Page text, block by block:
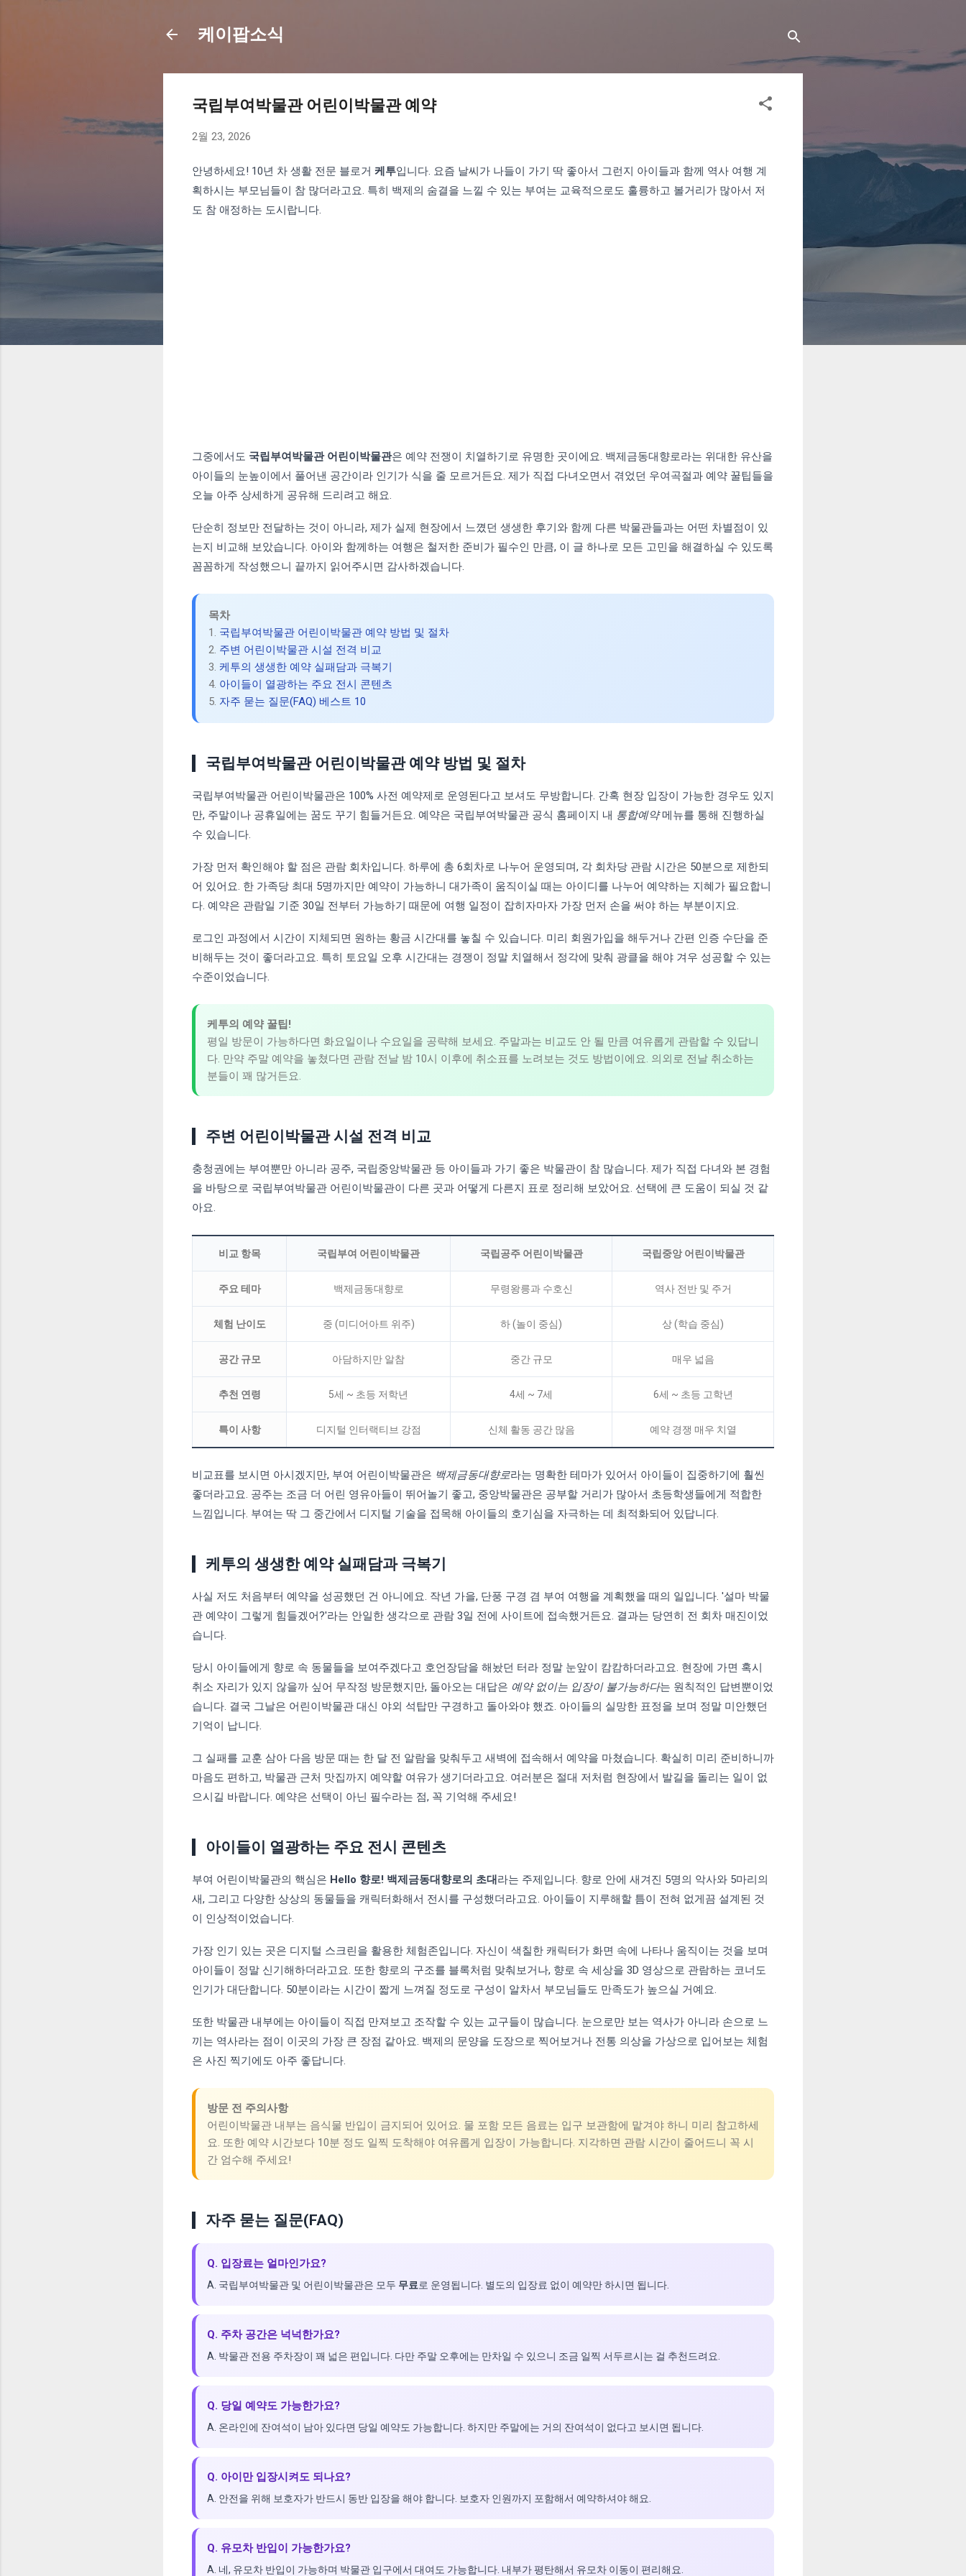
케이팝소식
국립부여박물관 어린이박물관 예약
2월 23, 2026
안녕하세요! 10년 차 생활 전문 블로거 케투입니다. 요즘 날씨가 나들이 가기 딱 좋아서 그런지 아이들과 함께 역사 여행 계
획하시는 부모님들이 참 많더라고요. 특히 백제의 숨결을 느낄 수 있는 부여는 교육적으로도 훌륭하고 볼거리가 많아서 저
도 참 애정하는 도시랍니다.
그중에서도 국립부여박물관 어린이박물관은 예약 전쟁이 치열하기로 유명한 곳이에요. 백제금동대향로라는 위대한 유산을
아이들의 눈높이에서 풀어낸 공간이라 인기가 식을 줄 모르거든요. 제가 직접 다녀오면서 겪었던 우여곡절과 예약 꿀팁들을
오늘 아주 상세하게 공유해 드리려고 해요.
단순히 정보만 전달하는 것이 아니라, 제가 실제 현장에서 느꼈던 생생한 후기와 함께 다른 박물관들과는 어떤 차별점이 있
는지 비교해 보았습니다. 아이와 함께하는 여행은 철저한 준비가 필수인 만큼, 이 글 하나로 모든 고민을 해결하실 수 있도록
꼼꼼하게 작성했으니 끝까지 읽어주시면 감사하겠습니다.
목차
1. 국립부여박물관 어린이박물관 예약 방법 및 절차
2. 주변 어린이박물관 시설 전격 비교
3. 케투의 생생한 예약 실패담과 극복기
4. 아이들이 열광하는 주요 전시 콘텐츠
5. 자주 묻는 질문(FAQ) 베스트 10
국립부여박물관 어린이박물관 예약 방법 및 절차
국립부여박물관 어린이박물관은 100% 사전 예약제로 운영된다고 보셔도 무방합니다. 간혹 현장 입장이 가능한 경우도 있지
만, 주말이나 공휴일에는 꿈도 꾸기 힘들거든요. 예약은 국립부여박물관 공식 홈페이지 내 통합예약메뉴를 통해 진행하실
수 있습니다.
가장 먼저 확인해야 할 점은 관람 회차입니다. 하루에 총 6회차로 나누어 운영되며, 각 회차당 관람 시간은 50분으로 제한되
어 있어요. 한 가족당 최대 5명까지만 예약이 가능하니 대가족이 움직이실 때는 아이디를 나누어 예약하는 지혜가 필요합니
다. 예약은 관람일 기준 30일 전부터 가능하기 때문에 여행 일정이 잡히자마자 가장 먼저 손을 써야 하는 부분이지요.
로그인 과정에서 시간이 지체되면 원하는 황금 시간대를 놓칠 수 있습니다. 미리 회원가입을 해두거나 간편 인증 수단을 준
비해두는 것이 좋더라고요. 특히 토요일 오후 시간대는 경쟁이 정말 치열해서 정각에 맞춰 광클을 해야 겨우 성공할 수 있는
수준이었습니다.
케투의 예약 꿀팁!
평일 방문이 가능하다면 화요일이나 수요일을 공략해 보세요. 주말과는 비교도 안 될 만큼 여유롭게 관람할 수 있답니
다. 만약 주말 예약을 놓쳤다면 관람 전날 밤 10시 이후에 취소표를 노려보는 것도 방법이에요. 의외로 전날 취소하는
분들이 꽤 많거든요.
주변 어린이박물관 시설 전격 비교
충청권에는 부여뿐만 아니라 공주, 국립중앙박물관 등 아이들과 가기 좋은 박물관이 참 많습니다. 제가 직접 다녀와 본 경험
을 바탕으로 국립부여박물관 어린이박물관이 다른 곳과 어떻게 다른지 표로 정리해 보았어요. 선택에 큰 도움이 되실 것 같
아요.
비교 항목 국립부여 어린이박물관 국립공주 어린이박물관 국립중앙 어린이박물관
주요 테마 백제금동대향로 무령왕릉과 수호신 역사 전반 및 주거
체험 난이도 중 (미디어아트 위주) 하 (놀이 중심) 상 (학습 중심)
공간 규모 아담하지만 알참 중간 규모 매우 넓음
추천 연령 5세 ~ 초등 저학년 4세 ~ 7세 6세 ~ 초등 고학년
특이 사항 디지털 인터랙티브 강점 신체 활동 공간 많음 예약 경쟁 매우 치열
비교표를 보시면 아시겠지만, 부여 어린이박물관은 백제금동대향로라는 명확한 테마가 있어서 아이들이 집중하기에 훨씬
좋더라고요. 공주는 조금 더 어린 영유아들이 뛰어놀기 좋고, 중앙박물관은 공부할 거리가 많아서 초등학생들에게 적합한
느낌입니다. 부여는 딱 그 중간에서 디지털 기술을 접목해 아이들의 호기심을 자극하는 데 최적화되어 있답니다.
케투의 생생한 예약 실패담과 극복기
사실 저도 처음부터 예약을 성공했던 건 아니에요. 작년 가을, 단풍 구경 겸 부여 여행을 계획했을 때의 일입니다. '설마 박물
관 예약이 그렇게 힘들겠어?'라는 안일한 생각으로 관람 3일 전에 사이트에 접속했거든요. 결과는 당연히 전 회차 매진이었
습니다.
당시 아이들에게 향로 속 동물들을 보여주겠다고 호언장담을 해놨던 터라 정말 눈앞이 캄캄하더라고요. 현장에 가면 혹시
취소 자리가 있지 않을까 싶어 무작정 방문했지만, 돌아오는 대답은 예약 없이는 입장이 불가능하다는 원칙적인 답변뿐이었
습니다. 결국 그날은 어린이박물관 대신 야외 석탑만 구경하고 돌아와야 했죠. 아이들의 실망한 표정을 보며 정말 미안했던
기억이 납니다.
그 실패를 교훈 삼아 다음 방문 때는 한 달 전 알람을 맞춰두고 새벽에 접속해서 예약을 마쳤습니다. 확실히 미리 준비하니까
마음도 편하고, 박물관 근처 맛집까지 예약할 여유가 생기더라고요. 여러분은 절대 저처럼 현장에서 발길을 돌리는 일이 없
으시길 바랍니다. 예약은 선택이 아닌 필수라는 점, 꼭 기억해 주세요!
아이들이 열광하는 주요 전시 콘텐츠
부여 어린이박물관의 핵심은 Hello 향로! 백제금동대향로의 초대라는 주제입니다. 향로 안에 새겨진 5명의 악사와 5마리의
새, 그리고 다양한 상상의 동물들을 캐릭터화해서 전시를 구성했더라고요. 아이들이 지루해할 틈이 전혀 없게끔 설계된 것
이 인상적이었습니다.
가장 인기 있는 곳은 디지털 스크린을 활용한 체험존입니다. 자신이 색칠한 캐릭터가 화면 속에 나타나 움직이는 것을 보며
아이들이 정말 신기해하더라고요. 또한 향로의 구조를 블록처럼 맞춰보거나, 향로 속 세상을 3D 영상으로 관람하는 코너도
인기가 대단합니다. 50분이라는 시간이 짧게 느껴질 정도로 구성이 알차서 부모님들도 만족도가 높으실 거예요.
또한 박물관 내부에는 아이들이 직접 만져보고 조작할 수 있는 교구들이 많습니다. 눈으로만 보는 역사가 아니라 손으로 느
끼는 역사라는 점이 이곳의 가장 큰 장점 같아요. 백제의 문양을 도장으로 찍어보거나 전통 의상을 가상으로 입어보는 체험
은 사진 찍기에도 아주 좋답니다.
방문 전 주의사항
어린이박물관 내부는 음식물 반입이 금지되어 있어요. 물 포함 모든 음료는 입구 보관함에 맡겨야 하니 미리 참고하세
요. 또한 예약 시간보다 10분 정도 일찍 도착해야 여유롭게 입장이 가능합니다. 지각하면 관람 시간이 줄어드니 꼭 시
간 엄수해 주세요!
자주 묻는 질문(FAQ)
Q. 입장료는 얼마인가요?
A. 국립부여박물관 및 어린이박물관은 모두 무료로 운영됩니다. 별도의 입장료 없이 예약만 하시면 됩니다.
Q. 주차 공간은 넉넉한가요?
A. 박물관 전용 주차장이 꽤 넓은 편입니다. 다만 주말 오후에는 만차일 수 있으니 조금 일찍 서두르시는 걸 추천드려요.
Q. 당일 예약도 가능한가요?
A. 온라인에 잔여석이 남아 있다면 당일 예약도 가능합니다. 하지만 주말에는 거의 잔여석이 없다고 보시면 됩니다.
Q. 아이만 입장시켜도 되나요?
A. 안전을 위해 보호자가 반드시 동반 입장을 해야 합니다. 보호자 인원까지 포함해서 예약하셔야 해요.
Q. 유모차 반입이 가능한가요?
A. 네, 유모차 반입이 가능하며 박물관 입구에서 대여도 가능합니다. 내부가 평탄해서 유모차 이동이 편리해요.